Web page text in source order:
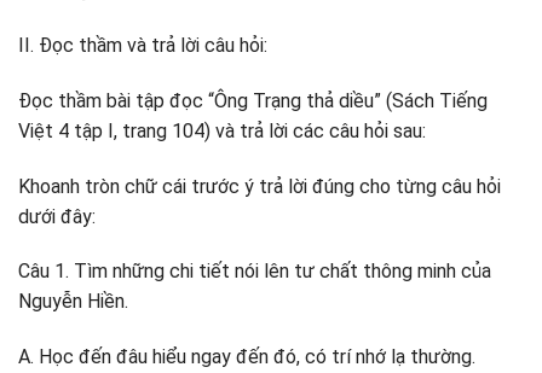
II. Đọc thầm và trả lời câu hỏi:
Đọc thầm bài tập đọc “Ông Trạng thả diều” (Sách Tiếng
Việt 4 tập I, trang 104) và trả lời các câu hỏi sau:
Khoanh tròn chữ cái trước ý trả lời đúng cho từng câu hỏi
dưới đây:
Câu 1. Tìm những chi tiết nói lên tư chất thông minh của
Nguyễn Hiền.
A. Học đến đâu hiểu ngay đến đó, có trí nhớ lạ thường.